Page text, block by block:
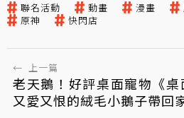
聯名活動 動畫 漫畫
原神
快閃店
← 上一篇
老天鵝！好評桌面寵物《
又愛又恨的絨毛小鵝子帶回